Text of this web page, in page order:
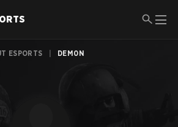
ESPORTS DEM0N